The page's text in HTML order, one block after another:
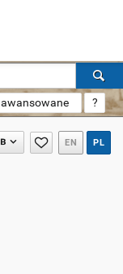
?
EN PL